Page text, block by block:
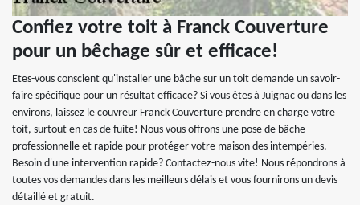
Confiez votre toit à Franck Couverture
pour un bêchage sûr et efficace!
Etes-vous conscient qu'installer une bâche sur un toit demande un savoir-
faire spécifique pour un résultat efficace? Si vous êtes à Juignac ou dans les
environs, laissez le couvreur Franck Couverture prendre en charge votre
toit, surtout en cas de fuite! Nous vous offrons une pose de bâche
professionnelle et rapide pour protéger votre maison des intempéries.
Besoin d'une intervention rapide? Contactez-nous vite! Nous répondrons à
toutes vos demandes dans les meilleurs délais et vous fournirons un devis
détaillé et gratuit.